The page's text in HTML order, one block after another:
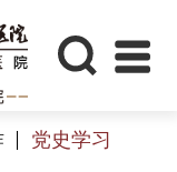
党史学习